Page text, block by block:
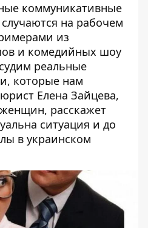
коммуникативные
на рабочем
из
и комедийных шоу
реальные
которые нам
Елена Зайцева,
расскажет
ситуация и до
в украинском